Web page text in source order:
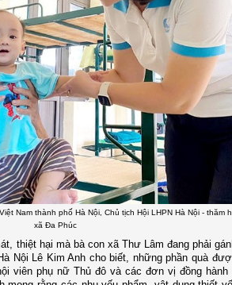
Nam thành phố Hà Nội, Chủ tịch Hội LHPN Hà Nội - thăm
xã Đa Phúc
thiệt hại mà bà con xã Thư Lâm đang phải
Nội Lê Kim Anh cho biết, những phần quà
viên phụ nữ Thủ đô và các đơn vị đồng